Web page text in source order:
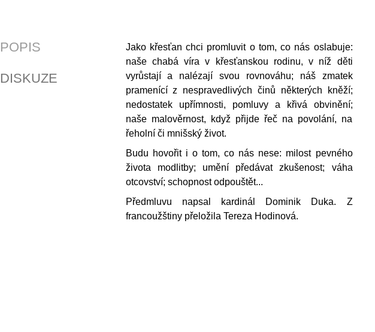
POPIS
DISKUZE
Jako křesťan chci promluvit o tom, co nás oslabuje:
naše chabá víra v křesťanskou rodinu, v níž děti
vyrůstají a nalézají svou rovnováhu; náš zmatek
pramenící z nespravedlivých činů některých kněží;
nedostatek upřímnosti, pomluvy a křivá obvinění;
naše malověrnost, když přijde řeč na povolání, na
řeholní či mnišský život.
Budu hovořit i o tom, co nás nese: milost pevného
života modlitby; umění předávat zkušenost; váha
otcovství; schopnost odpouštět...
Předmluvu napsal kardinál Dominik Duka. Z
francoužštiny přeložila Tereza Hodinová.